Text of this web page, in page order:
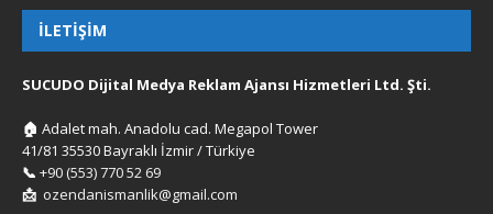
İLETIŞIM
SUCUDO Dijital Medya Reklam Ajansı Hizmetleri Ltd. Şti.
🏠 Adalet mah. Anadolu cad. Megapol Tower
41/81 35530 Bayraklı İzmir / Türkiye
📞 +90 (553) 770 52 69
📩 ozendanismanlik@gmail.com